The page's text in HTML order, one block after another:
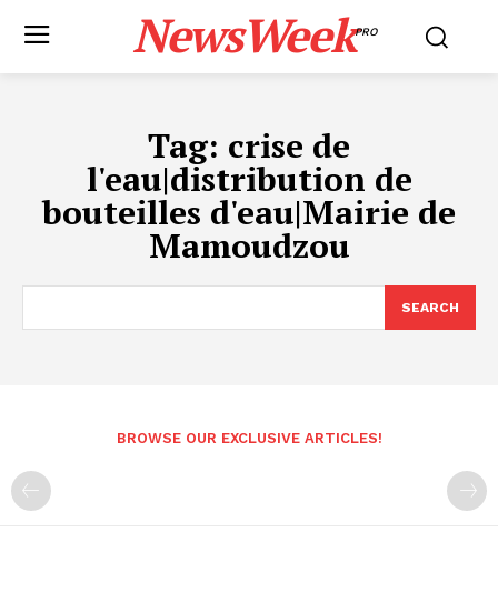
NewsWeekPRO
Tag: crise de
l'eau|distribution de
bouteilles d'eau|Mairie de
Mamoudzou
SEARCH
BROWSE OUR EXCLUSIVE ARTICLES!